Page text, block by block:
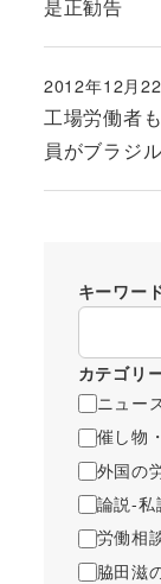
是正勧告
工場労働者
員がブラジ
投稿日
2012年12月
キーワー
カテゴリ
ニュー
催し物
外国の
論説-私
労働相
脇田滋